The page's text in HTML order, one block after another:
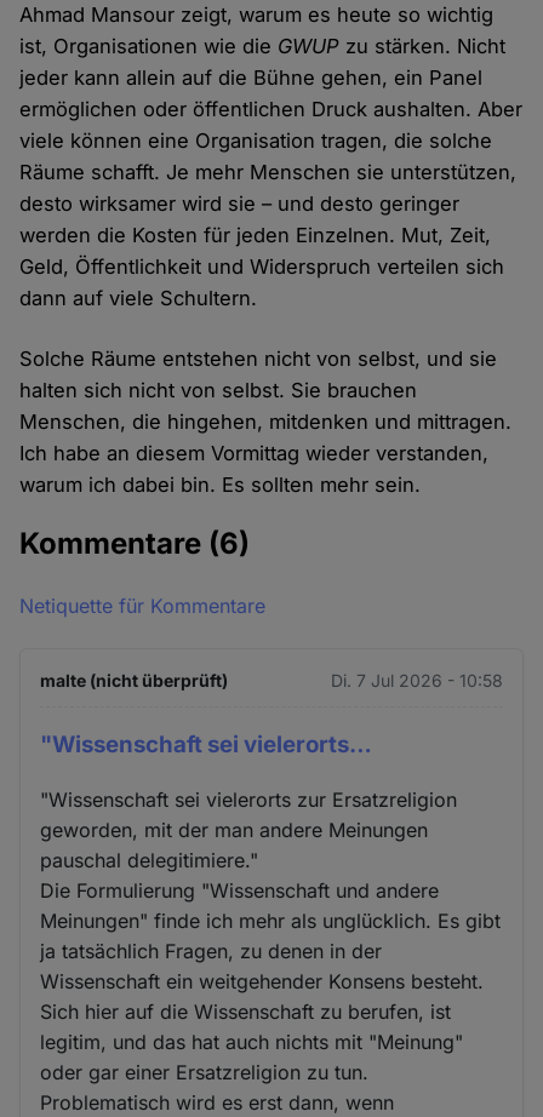
Ahmad Mansour zeigt, warum es heute so wichtig
ist, Organisationen wie die GWUP zu stärken. Nicht
jeder kann allein auf die Bühne gehen, ein Panel
ermöglichen oder öffentlichen Druck aushalten. Aber
viele können eine Organisation tragen, die solche
Räume schafft. Je mehr Menschen sie unterstützen,
desto wirksamer wird sie – und desto geringer
werden die Kosten für jeden Einzelnen. Mut, Zeit,
Geld, Öffentlichkeit und Widerspruch verteilen sich
dann auf viele Schultern.
Solche Räume entstehen nicht von selbst, und sie
halten sich nicht von selbst. Sie brauchen
Menschen, die hingehen, mitdenken und mittragen.
Ich habe an diesem Vormittag wieder verstanden,
warum ich dabei bin. Es sollten mehr sein.
Kommentare (6)
Netiquette für Kommentare
malte (nicht überprüft) Di. 7 Jul 2026 - 10:58
"Wissenschaft sei vielerorts…
"Wissenschaft sei vielerorts zur Ersatzreligion
geworden, mit der man andere Meinungen
pauschal delegitimiere."
Die Formulierung "Wissenschaft und andere
Meinungen" finde ich mehr als unglücklich. Es gibt
ja tatsächlich Fragen, zu denen in der
Wissenschaft ein weitgehender Konsens besteht.
Sich hier auf die Wissenschaft zu berufen, ist
legitim, und das hat auch nichts mit "Meinung"
oder gar einer Ersatzreligion zu tun.
Problematisch wird es erst dann, wenn